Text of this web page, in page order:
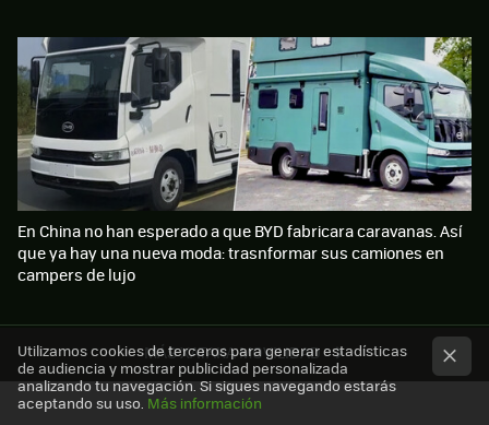
MÁS XATAKA MOVILIDAD
En China no han esperado a que BYD fabricara caravanas. Así
que ya hay una nueva moda: trasnformar sus camiones en
campers de lujo
Utilizamos cookies de terceros para generar estadísticas
de audiencia y mostrar publicidad personalizada
analizando tu navegación. Si sigues navegando estarás
aceptando su uso. Más información